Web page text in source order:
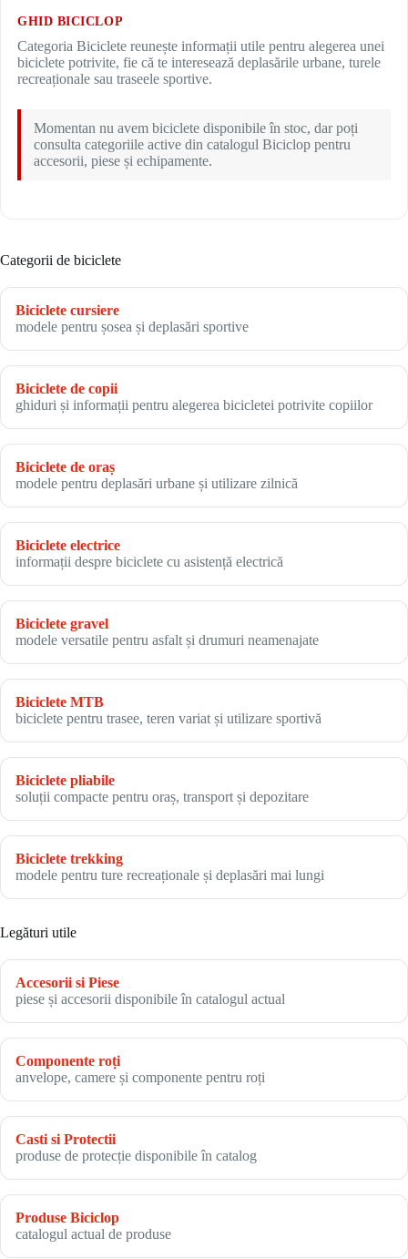
GHID BICICLOP
Categoria Biciclete reunește informații utile pentru alegerea unei
biciclete potrivite, fie că te interesează deplasările urbane, turele
recreaționale sau traseele sportive.
Momentan nu avem biciclete disponibile în stoc, dar poți
consulta categoriile active din catalogul Biciclop pentru
accesorii, piese și echipamente.
Categorii de biciclete
Biciclete cursiere
modele pentru șosea și deplasări sportive
Biciclete de copii
ghiduri și informații pentru alegerea bicicletei potrivite copiilor
Biciclete de oraș
modele pentru deplasări urbane și utilizare zilnică
Biciclete electrice
informații despre biciclete cu asistență electrică
Biciclete gravel
modele versatile pentru asfalt și drumuri neamenajate
Biciclete MTB
biciclete pentru trasee, teren variat și utilizare sportivă
Biciclete pliabile
soluții compacte pentru oraș, transport și depozitare
Biciclete trekking
modele pentru ture recreaționale și deplasări mai lungi
Legături utile
Accesorii si Piese
piese și accesorii disponibile în catalogul actual
Componente roți
anvelope, camere și componente pentru roți
Casti si Protectii
produse de protecție disponibile în catalog
Produse Biciclop
catalogul actual de produse